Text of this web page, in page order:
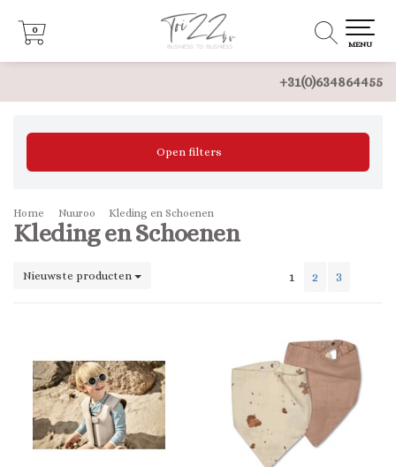
+31(0)634864455
0
0
MENU
Open filters
Home Nuuroo Kleding en Schoenen
Kleding en Schoenen
Nieuwste producten 1 2 3